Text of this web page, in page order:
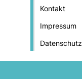
Kontakt
Impressum
Datenschutz